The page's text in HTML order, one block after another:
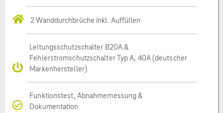
2 Wanddurchbrüche inkl. Auffüllen
Leitungsschutzschalter B20A &
Fehlerstromschutzschalter Typ A, 40A (deutscher
Markenhersteller)
Funktionstest, Abnahmemessung &
Dokumentation